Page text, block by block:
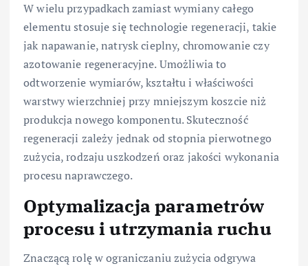
W wielu przypadkach zamiast wymiany całego
elementu stosuje się technologie regeneracji, takie
jak napawanie, natrysk cieplny, chromowanie czy
azotowanie regeneracyjne. Umożliwia to
odtworzenie wymiarów, kształtu i właściwości
warstwy wierzchniej przy mniejszym koszcie niż
produkcja nowego komponentu. Skuteczność
regeneracji zależy jednak od stopnia pierwotnego
zużycia, rodzaju uszkodzeń oraz jakości wykonania
procesu naprawczego.
Optymalizacja parametrów
procesu i utrzymania ruchu
Znaczącą rolę w ograniczaniu zużycia odgrywa